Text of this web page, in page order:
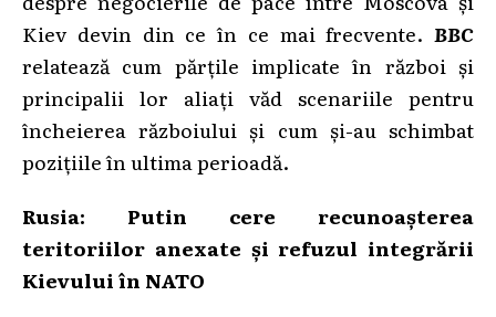
Kiev devin din ce în ce mai frecvente. BBC
relatează cum părțile implicate în război și
principalii lor aliați văd scenariile pentru
încheierea războiului și cum și-au schimbat
pozițiile în ultima perioadă.
Rusia: Putin cere recunoașterea
teritoriilor anexate și refuzul integrării
Kievului în NATO